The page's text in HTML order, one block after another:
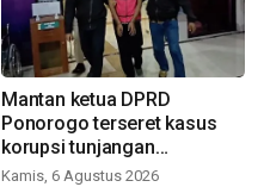
Mantan ketua DPRD
Ponorogo terseret kasus
korupsi tunjangan
perumahan
Kamis, 6 Agustus 2026